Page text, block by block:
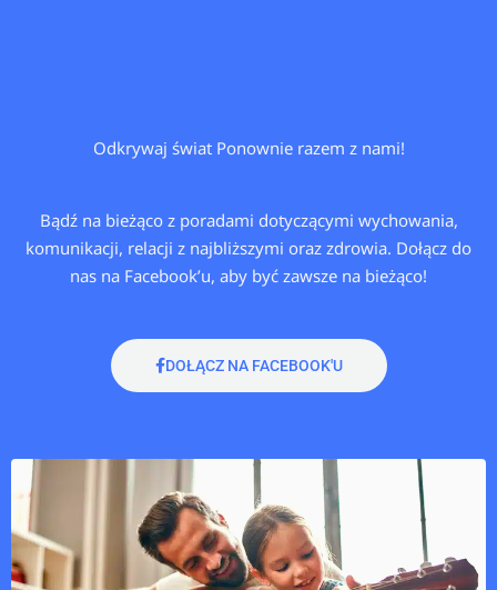
Odkrywaj świat Ponownie razem z nami!
Bądź na bieżąco z poradami dotyczącymi wychowania,
komunikacji, relacji z najbliższymi oraz zdrowia. Dołącz do
nas na Facebook’u, aby być zawsze na bieżąco!
DOŁĄCZ NA FACEBOOK'U